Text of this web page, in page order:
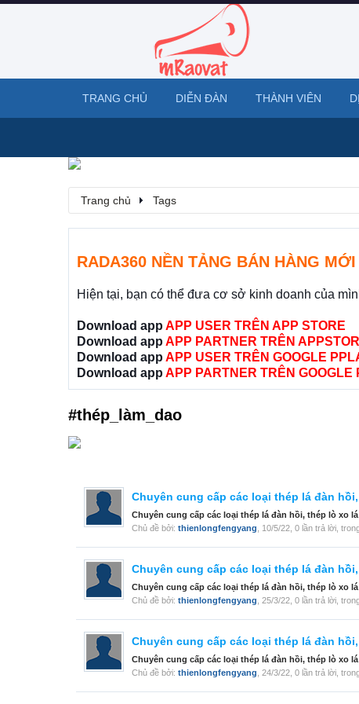
Trang chủ Tags
RADA360 NỀN TẢNG BÁN HÀNG MỚI
Hiện tại, bạn có thể đưa cơ sở kinh doanh của
Download app APP USER TRÊN APP STORE
Download app APP PARTNER TRÊN
Download app APP USER TRÊN GOOGLE
Download app APP PARTNER TRÊN GOOGLE
#thép_làm_dao
Chuyên cung cấp các loại thép lá đàn
Chuyên cung cấp các loại thép lá đàn hồi, thép lò xo
Chủ đề bởi: thienlongfengyang 10/5/22 , 0 lần trả lời,
Chuyên cung cấp các loại thép lá đàn
Chuyên cung cấp các loại thép lá đàn hồi, thép lò xo lá
Chủ đề bởi: thienlongfengyang 25/3/22 , 0 lần trả lời,
Chuyên cung cấp các loại thép lá đàn
Chuyên cung cấp các loại thép lá đàn hồi, thép lò xo lá
Chủ đề bởi: thienlongfengyang 24/3/22 , 0 lần trả lời,
TRANG CHỦ DIỄN ĐÀN THÀNH VIÊN